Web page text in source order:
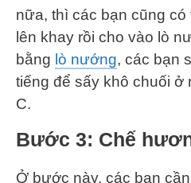
nữa, thì các bạn cũng có
lên khay rồi cho vào lò
bằng lò nướng, các bạn
tiếng để sấy khô chuối ở
C.
Bước 3: Chế
Ở bước này, các bạn